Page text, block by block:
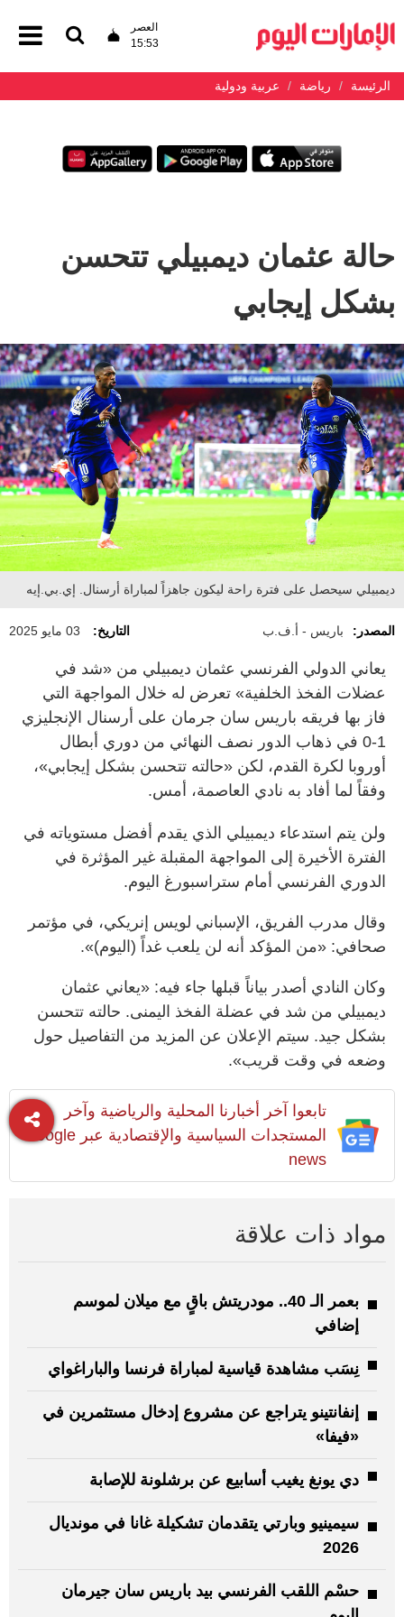
العصر
15:53
الرئيسة رياضة عربية ودولية
حالة عثمان ديمبيلي تتحسن
بشكل إيجابي
ديمبيلي سيحصل على فترة راحة ليكون جاهزاً لمباراة أرسنال. إي.بي.إيه
المصدر: باريس - أ.ف.ب التاريخ: 03 مايو 2025
يعاني الدولي الفرنسي عثمان ديمبيلي من «شد في
عضلات الفخذ الخلفية» تعرض له خلال المواجهة التي
فاز بها فريقه باريس سان جرمان على أرسنال الإنجليزي
1-0 في ذهاب الدور نصف النهائي من دوري أبطال
أوروبا لكرة القدم، لكن «حالته تتحسن بشكل إيجابي»،
وفقاً لما أفاد به نادي العاصمة، أمس.
ولن يتم استدعاء ديمبيلي الذي يقدم أفضل مستوياته في
الفترة الأخيرة إلى المواجهة المقبلة غير المؤثرة في
الدوري الفرنسي أمام ستراسبورغ اليوم.
وقال مدرب الفريق، الإسباني لويس إنريكي، في مؤتمر
صحافي: «من المؤكد أنه لن يلعب غداً (اليوم)».
وكان النادي أصدر بياناً قبلها جاء فيه: «يعاني عثمان
ديمبيلي من شد في عضلة الفخذ اليمنى. حالته تتحسن
بشكل جيد. سيتم الإعلان عن المزيد من التفاصيل حول
وضعه في وقت قريب».
تابعوا آخر أخبارنا المحلية والرياضية وآخر
المستجدات السياسية والإقتصادية عبر Google
news
مواد ذات علاقة
بعمر الـ 40.. مودريتش باقٍ مع ميلان لموسم
إضافي
نِسَب مشاهدة قياسية لمباراة فرنسا والباراغواي
إنفانتينو يتراجع عن مشروع إدخال مستثمرين في
«فيفا»
دي يونغ يغيب أسابيع عن برشلونة للإصابة
سيمينيو وبارتي يتقدمان تشكيلة غانا في مونديال
2026
حسْم اللقب الفرنسي بيد باريس سان جيرمان